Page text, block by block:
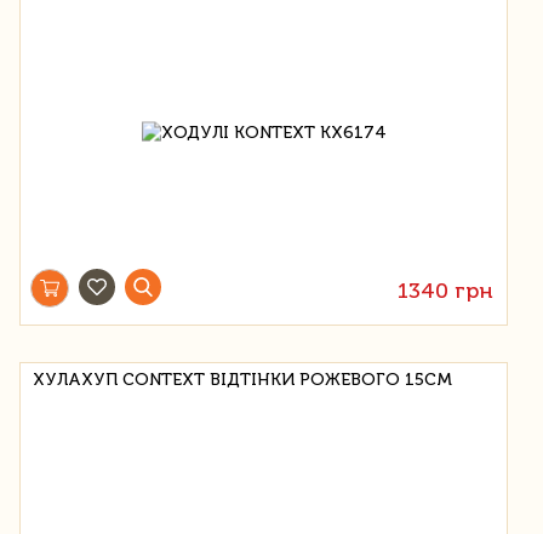
1340 грн
ХУЛАХУП CONTEXT ВІДТІНКИ РОЖЕВОГО 15СМ